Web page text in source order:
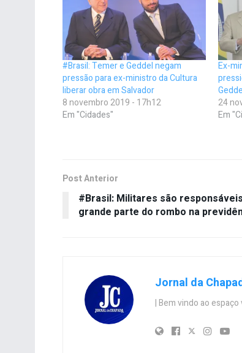
#Brasil: Temer e Geddel negam
pressão para ex-ministro da Cultura
liberar obra em Salvador
8 novembro 2019 - 17h12
Em "Cidades"
Ex-
24
Em
Post Anterior
#Brasil: Militares são
grande parte do rombo na
Jornal da
| Bem vindo ao